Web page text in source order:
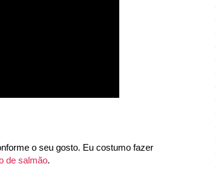
o seu gosto. Eu costumo fazer
de salmão.